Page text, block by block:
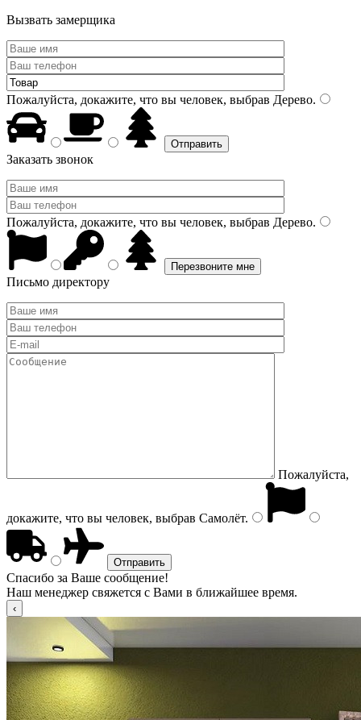
Вызвать замерщика
Пожалуйста, докажите, что вы человек, выбрав Дерево.
Заказать звонок
Пожалуйста, докажите, что вы человек, выбрав Дерево.
Письмо директору
Пожалуйста,
докажите, что вы человек, выбрав Самолёт.
Спасибо за Ваше сообщение!
Наш менеджер свяжется с Вами в ближайшее время.